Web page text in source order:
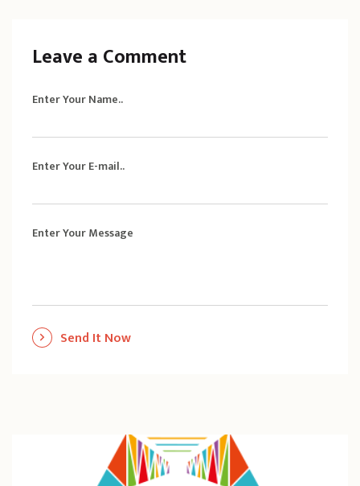
Leave a Comment
Enter Your Name..
Enter Your E-mail..
Enter Your Message
Send It Now